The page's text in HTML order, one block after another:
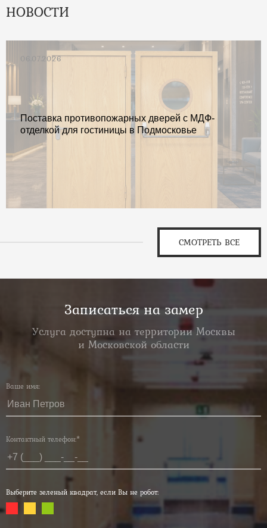
НОВОСТИ
06.07.2026
Поставка противопожарных дверей с МДФ-
отделкой для гостиницы в Подмосковье
СМОТРЕТЬ ВСЕ
Записаться на замер
Услуга доступна на территории Москвы
и Московской области
Ваше имя:
Контактный телефон:*
Выберите зеленый квадрат, если Вы не робот: